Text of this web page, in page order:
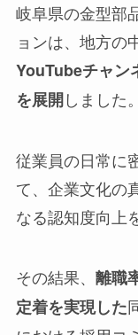
岐阜県の金型部
ョンは、地方の
YouTubeチャン
を展開しました。
従業員の日常に
て、企業文化の
なる認知度向上
その結果、 離職
定着を実現した